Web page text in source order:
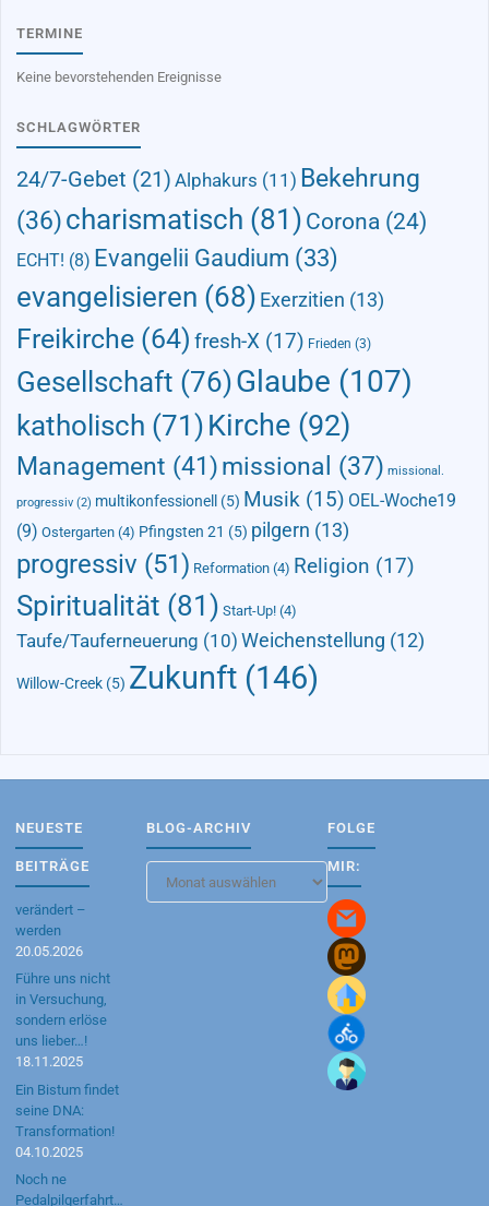
TERMINE
Keine bevorstehenden Ereignisse
SCHLAGWÖRTER
24/7-Gebet (21) Alphakurs (11) Bekehrung
(36)charismatisch (81) Corona (24)
ECHT! (8) Evangelii Gaudium (33)
evangelisieren (68) Exerzitien (13)
Freikirche (64) fresh-X (17) Frieden (3)
Gesellschaft (76)Glaube (107)
katholisch (71) Kirche (92)
Management (41)missional (37) missional.
progressiv (2) multikonfessionell (5) Musik (15) OEL-Woche19
(9) Ostergarten (4) Pfingsten 21 (5) pilgern (13)
progressiv (51) Reformation (4) Religion (17)
Spiritualität (81) Start-Up! (4)
Taufe/Tauferneuerung (10) Weichenstellung (12)
Willow-Creek (5) Zukunft (146)
NEUESTE
BEITRÄGE
verändert –
werden
20.05.2026
Führe uns nicht
in Versuchung,
sondern erlöse
uns lieber…!
18.11.2025
Ein Bistum findet
seine DNA:
Transformation!
04.10.2025
Noch ne
Pedalpilgerfahrt…
BLOG-ARCHIV
Archiv
FOLGE
MIR: